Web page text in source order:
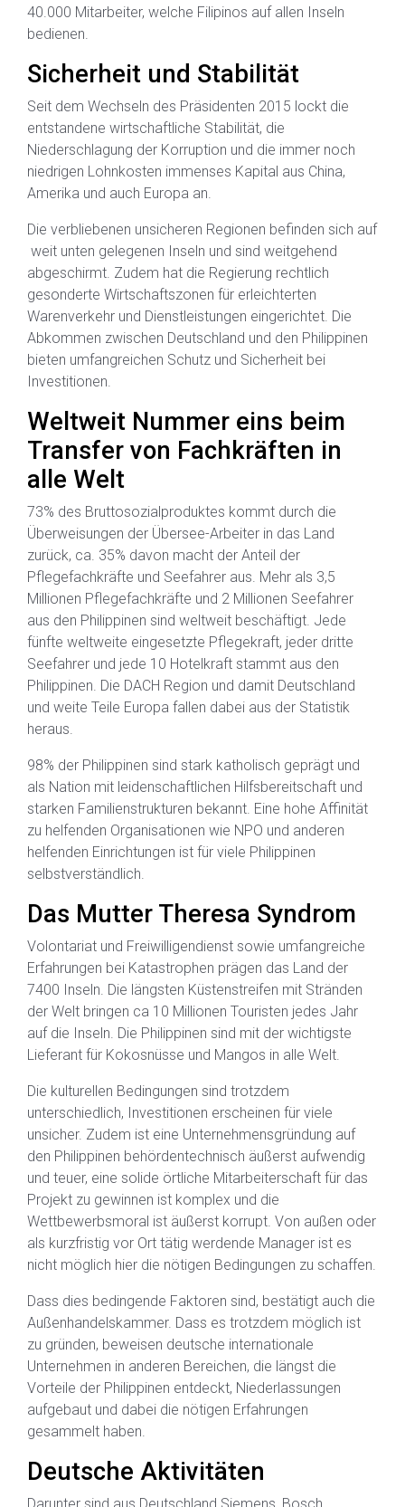
40.000 Mitarbeiter, welche Filipinos auf allen Inseln
bedienen.
Sicherheit und Stabilität
Seit dem Wechseln des Präsidenten 2015 lockt die
entstandene wirtschaftliche Stabilität, die
Niederschlagung der Korruption und die immer noch
niedrigen Lohnkosten immenses Kapital aus China,
Amerika und auch Europa an.
Die verbliebenen unsicheren Regionen befinden sich auf
weit unten gelegenen Inseln und sind weitgehend
abgeschirmt. Zudem hat die Regierung rechtlich
gesonderte Wirtschaftszonen für erleichterten
Warenverkehr und Dienstleistungen eingerichtet. Die
Abkommen zwischen Deutschland und den Philippinen
bieten umfangreichen Schutz und Sicherheit bei
Investitionen.
Weltweit Nummer eins beim
Transfer von Fachkräften in
alle Welt
73% des Bruttosozialproduktes kommt durch die
Überweisungen der Übersee-Arbeiter in das Land
zurück, ca. 35% davon macht der Anteil der
Pflegefachkräfte und Seefahrer aus. Mehr als 3,5
Millionen Pflegefachkräfte und 2 Millionen Seefahrer
aus den Philippinen sind weltweit beschäftigt. Jede
fünfte weltweite eingesetzte Pflegekraft, jeder dritte
Seefahrer und jede 10 Hotelkraft stammt aus den
Philippinen. Die DACH Region und damit Deutschland
und weite Teile Europa fallen dabei aus der Statistik
heraus.
98% der Philippinen sind stark katholisch geprägt und
als Nation mit leidenschaftlichen Hilfsbereitschaft und
starken Familienstrukturen bekannt. Eine hohe Affinität
zu helfenden Organisationen wie NPO und anderen
helfenden Einrichtungen ist für viele Philippinen
selbstverständlich.
Das Mutter Theresa Syndrom
Volontariat und Freiwilligendienst sowie umfangreiche
Erfahrungen bei Katastrophen prägen das Land der
7400 Inseln. Die längsten Küstenstreifen mit Stränden
der Welt bringen ca 10 Millionen Touristen jedes Jahr
auf die Inseln. Die Philippinen sind mit der wichtigste
Lieferant für Kokosnüsse und Mangos in alle Welt.
Die kulturellen Bedingungen sind trotzdem
unterschiedlich, Investitionen erscheinen für viele
unsicher. Zudem ist eine Unternehmensgründung auf
den Philippinen behördentechnisch äußerst aufwendig
und teuer, eine solide örtliche Mitarbeiterschaft für das
Projekt zu gewinnen ist komplex und die
Wettbewerbsmoral ist äußerst korrupt. Von außen oder
als kurzfristig vor Ort tätig werdende Manager ist es
nicht möglich hier die nötigen Bedingungen zu schaffen.
Dass dies bedingende Faktoren sind, bestätigt auch die
Außenhandelskammer. Dass es trotzdem möglich ist
zu gründen, beweisen deutsche internationale
Unternehmen in anderen Bereichen, die längst die
Vorteile der Philippinen entdeckt, Niederlassungen
aufgebaut und dabei die nötigen Erfahrungen
gesammelt haben.
Deutsche Aktivitäten